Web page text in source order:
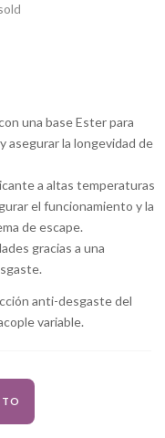
una base Ester para
asegurar la longevidad de
a altas temperaturas
el funcionamiento y la
de escape.
gracias a una
anti-desgaste del
variable.